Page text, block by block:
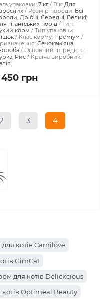
упаковки: 7 кг Вік: Для
Розмір породи: Всі
Дрібні, Середні, Великі,
гігантських порід
Тип:
корм
Тип упаковки:
Клас корму: Преміум
Сечокам'яна
Основний інгредієнт:
Рис
Країна виробник:
450 грн
3 4
котів Carnilove
GimCat
для котів Delickcious
Optimeal Beauty